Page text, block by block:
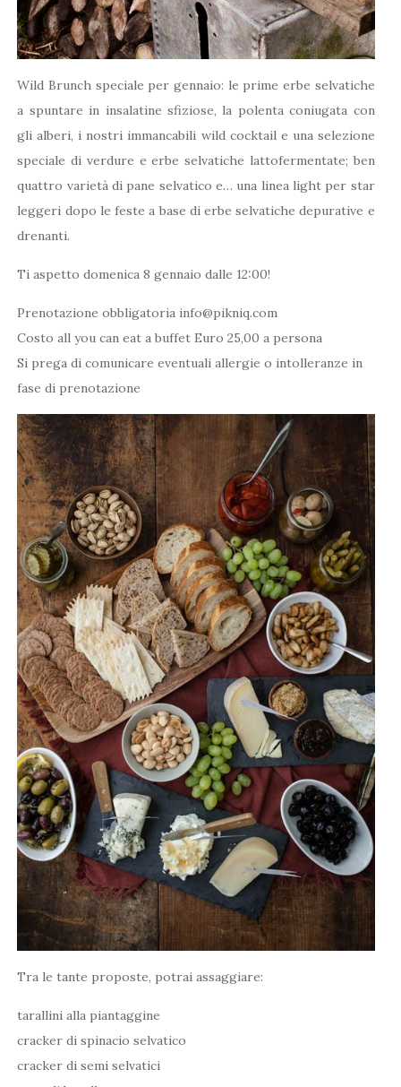
Wild Brunch speciale per gennaio: le prime erbe selvatiche
a spuntare in insalatine sfiziose, la polenta coniugata con
gli alberi, i nostri immancabili wild cocktail e una selezione
speciale di verdure e erbe selvatiche lattofermentate; ben
quattro varietà di pane selvatico e… una linea light per star
leggeri dopo le feste a base di erbe selvatiche depurative e
drenanti.
Ti aspetto domenica 8 gennaio dalle 12:00!
Prenotazione obbligatoria info@pikniq.com
Costo all you can eat a buffet Euro 25,00 a persona
Si prega di comunicare eventuali allergie o intolleranze in
fase di prenotazione
Tra le tante proposte, potrai assaggiare:
tarallini alla piantaggine
cracker di spinacio selvatico
cracker di semi selvatici